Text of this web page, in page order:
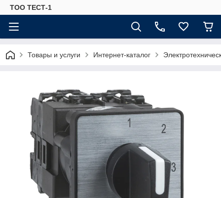
ТОО ТЕСТ-1
Товары и услуги Интернет-каталог